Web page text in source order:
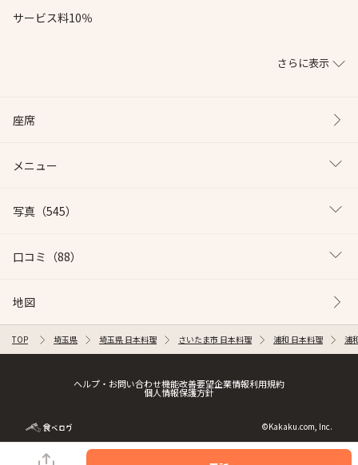
サービス料10％
さらに表示
座席
メニュー
写真 （545）
口コミ （88）
地図
TOP 埼玉県 埼玉県 日本料理 さいたま市 日本料理 浦和 日本料理 浦
ヘルプ・お問い合わせ機能改善要望企業情報利用規約
個人情報保護方針
©Kakaku.com, Inc.